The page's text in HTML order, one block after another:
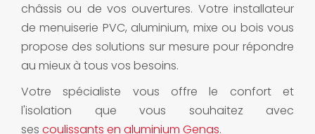
châssis ou de vos ouvertures. Votre installateur
de menuiserie PVC, aluminium, mixe ou bois vous
propose des solutions sur mesure pour répondre
au mieux à tous vos besoins.
Votre spécialiste vous offre le confort et
l'isolation que vous souhaitez avec
ses coulissants en aluminium Genas.